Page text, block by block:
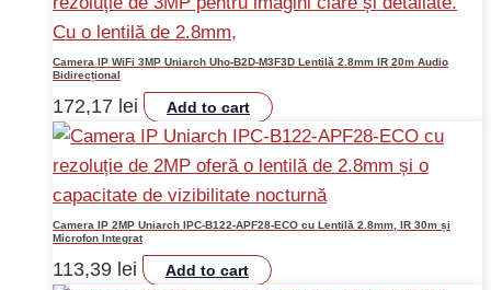
Camera IP WiFi 3MP Uniarch Uho-B2D-M3F3D Lentilă 2.8mm IR 20m Audio
Bidirecțional
172,17 lei Add to cart
Camera IP 2MP Uniarch IPC-B122-APF28-ECO cu Lentilă 2.8mm, IR 30m și
Microfon Integrat
113,39 lei Add to cart